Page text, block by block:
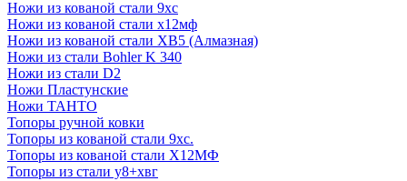
Ножи из кованой стали 9хс
Ножи из кованой стали х12мф
Ножи из кованой стали ХВ5 (Алмазная)
Ножи из стали Bohler K 340
Ножи из стали D2
Ножи Пластунские
Ножи ТАНТО
Топоры ручной ковки
Топоры из кованой стали 9хс.
Топоры из кованой стали Х12МФ
Топоры из стали у8+хвг